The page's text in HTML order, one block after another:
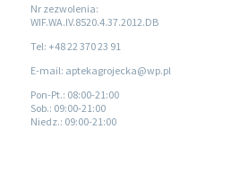
Nr zezwolenia:
WIF.WA.IV.8520.4.37.2012.DB
Tel: +48 22 370 23 91
E-mail: aptekagrojecka@wp.pl
Pon-Pt.: 08:00-21:00
Sob.: 09:00-21:00
Niedz.: 09:00-21:00